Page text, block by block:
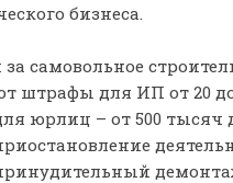
бизнеса.
самовольное
штрафы для ИП от 20
юрлиц – от 500 тысяч